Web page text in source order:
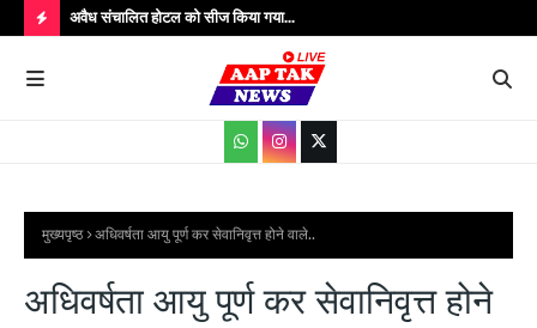
O
S
S
श्री अवैध संचालित होटल को सीज किया गया...
मुख्यपृष्ठ अधिवर्षता आयु पूर्ण कर सेवानिवृत्त होने वाले..
अधिवर्षता आयु पूर्ण कर सेवानिवृत्त होने